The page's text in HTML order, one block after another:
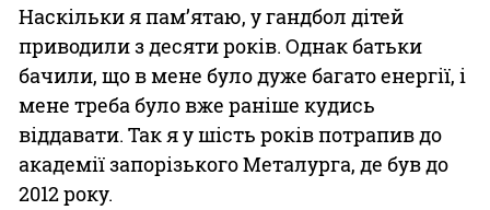
Наскільки я пам’ятаю, у гандбол дітей
приводили з десяти років. Однак батьки
бачили, що в мене було дуже багато енергії, і
мене треба було вже раніше кудись
віддавати. Так я у шість років потрапив до
академії запорізького Металурга, де був до
2012 року.